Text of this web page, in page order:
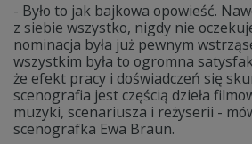
- Było to jak bajkowa opowieść.
z siebie wszystko, nigdy nie
nominacja była już pewnym
wszystkim była to ogromna
że efekt pracy i doświadczeń się
scenografia jest częścią dzieła
muzyki, scenariusza i reżyserii -
scenografka Ewa Braun.